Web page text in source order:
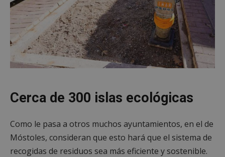
Cerca de 300 islas ecológicas
Como le pasa a otros muchos ayuntamientos, en el de
Móstoles, consideran que esto hará que el sistema de
recogidas de residuos sea más eficiente y sostenible.